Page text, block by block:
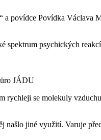
“ a povídce Povídka Václava
psychických
JÁDU
se molekuly
našlo jiné využití. Varuje